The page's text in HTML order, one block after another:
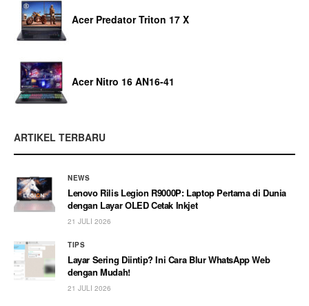
Acer Predator Triton 17 X
Acer Nitro 16 AN16-41
ARTIKEL TERBARU
NEWS
Lenovo Rilis Legion R9000P: Laptop Pertama di Dunia
dengan Layar OLED Cetak Inkjet
21 JULI 2026
TIPS
Layar Sering Diintip? Ini Cara Blur WhatsApp Web
dengan Mudah!
21 JULI 2026